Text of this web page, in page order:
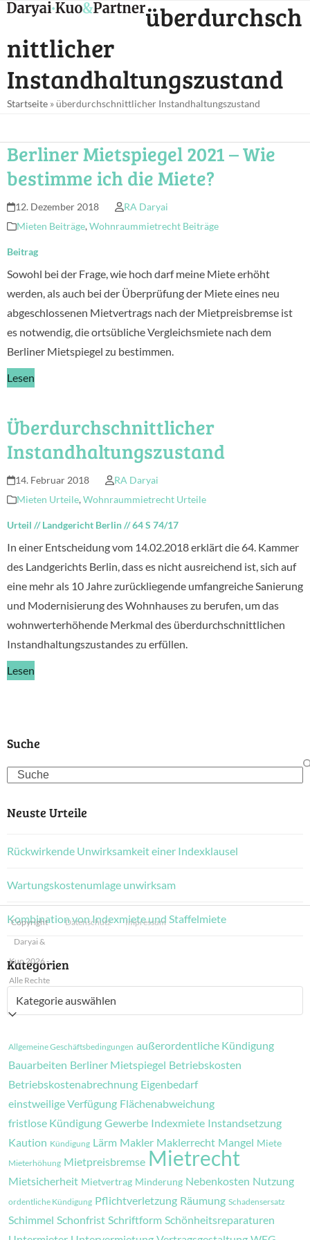
Skip
content
Open
menu
Close
menu
überdurchsch
nittlicher
Instandhaltungszustand
Startseite » überdurchschnittlicher Instandhaltungszustand
Berliner Mietspiegel 2021 – Wie
bestimme ich die Miete?
12. Dezember 2018
RA Daryai
Mieten Beiträge, Wohnraummietrecht Beiträge
Beitrag
Sowohl bei der Frage, wie hoch darf meine Miete erhöht
werden, als auch bei der Überprüfung der Miete eines neu
abgeschlossenen Mietvertrags nach der Mietpreisbremse ist
es notwendig, die ortsübliche Vergleichsmiete nach dem
Berliner Mietspiegel zu bestimmen.
Lesen
Überdurchschnittlicher
Instandhaltungszustand
14. Februar 2018
RA Daryai
Mieten Urteile, Wohnraummietrecht Urteile
Urteil //Landgericht Berlin//64 S 74/17
In einer Entscheidung vom 14.02.2018 erklärt die 64. Kammer
des Landgerichts Berlin, dass es nicht ausreichend ist, sich auf
eine mehr als 10 Jahre zurückliegende umfangreiche Sanierung
und Modernisierung des Wohnhauses zu berufen, um das
wohnwerterhöhende Merkmal des überdurchschnittlichen
Instandhaltungszustandes zu erfüllen.
Lesen
Suche
Search
Neuste Urteile
Rückwirkende Unwirksamkeit einer Indexklausel
Wartungskostenumlage unwirksam
Kombination von Indexmiete und Staffelmiete
Kategorien
Kategorien
Allgemeine Geschäftsbedingungen außerordentliche Kündigung
Bauarbeiten Berliner Mietspiegel Betriebskosten
Betriebskostenabrechnung Eigenbedarf
einstweilige Verfügung Flächenabweichung
fristlose Kündigung Gewerbe Indexmiete Instandsetzung
Kaution Kündigung Lärm Makler Maklerrecht Mangel Miete
Mieterhöhung Mietpreisbremse Mietrecht
Mietsicherheit Mietvertrag Minderung Nebenkosten Nutzung
ordentliche Kündigung Pflichtverletzung Räumung Schadensersatz
Schimmel Schonfrist Schriftform Schönheitsreparaturen
Copyright
Daryai &
Kuo 2026 -
Alle Rechte
vorbehalten
Datenschutz Impressum